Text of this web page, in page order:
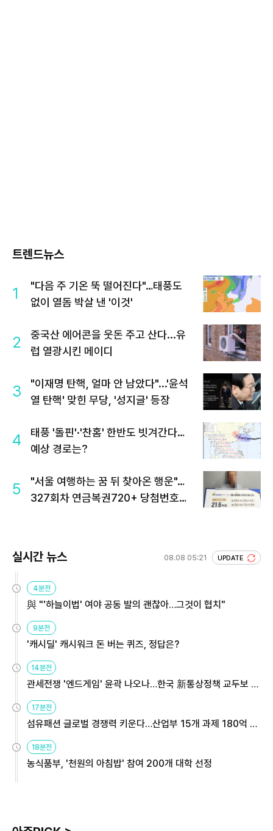
트렌드뉴스
1
"다음 주 기온 뚝 떨어진다"…태풍도
없이 열돔 박살 낸 '이것'
2
중국산 에어콘을 웃돈 주고 산다...유
럽 열광시킨 메이디
3
"이재명 탄핵, 얼마 안 남았다"...'윤석
열 탄핵' 맞힌 무당, '성지글' 등장
4
태풍 '돌핀'·'찬홈' 한반도 빗겨간다…
예상 경로는?
5
"서울 여행하는 꿈 뒤 찾아온 행운"…
327회차 연금복권720+ 당첨번호조
실시간 뉴스 08.08 05:21 UPDATE
4분전
與 "'하늘이법' 여야 공동 발의 괜찮아…그것이 협치"
9분전
'캐시딜' 캐시워크 돈 버는 퀴즈, 정답은?
14분전
관세전쟁 '엔드게임' 윤곽 나오나…한국 新통상정책 교두보 활
17분전
섬유패션 글로벌 경쟁력 키운다…산업부 15개 과제 180억 지
18분전
농식품부, '천원의 아침밥' 참여 200개 대학 선정